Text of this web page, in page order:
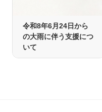
令和8年6月24日から
の大雨に伴う支援につ
いて